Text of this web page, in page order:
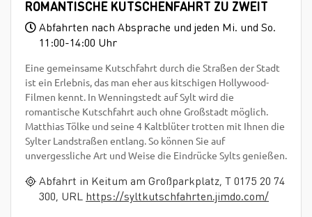
ROMANTISCHE KUTSCHENFAHRT ZU ZWEIT
Abfahrten nach Absprache und jeden Mi. und So.
11:00-14:00 Uhr
Eine gemeinsame Kutschfahrt durch die Straßen der Stadt
ist ein Erlebnis, das man eher aus kitschigen Hollywood-
Filmen kennt. In Wenningstedt auf Sylt wird die
romantische Kutschfahrt auch ohne Großstadt möglich.
Matthias Tölke und seine 4 Kaltblüter trotten mit Ihnen die
Sylter Landstraßen entlang. So können Sie auf
unvergessliche Art und Weise die Eindrücke Sylts genießen.
Abfahrt in Keitum am Großparkplatz, T 0175 20 74
300, URL https://syltkutschfahrten.jimdo.com/